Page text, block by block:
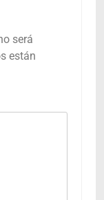
será
están